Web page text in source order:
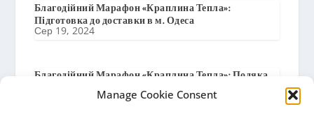
Manage Cookie Consent
Благодійний Марафон «Краплина Тепла»:
Підготовка до доставки в м. Одеса
Сер 19, 2024
Благодійний Марафон «Краплина Тепла»: Подяка